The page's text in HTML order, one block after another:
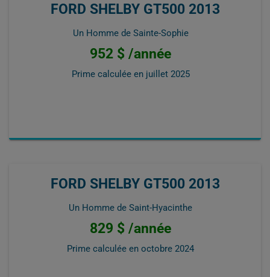
FORD SHELBY GT500 2013
Un Homme de Sainte-Sophie
952 $ /année
Prime calculée en juillet 2025
FORD SHELBY GT500 2013
Un Homme de Saint-Hyacinthe
829 $ /année
Prime calculée en octobre 2024